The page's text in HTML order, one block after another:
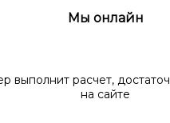
Мы онлайн
выполнит расчет,
на сайте